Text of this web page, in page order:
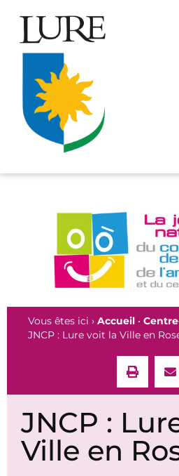
Vous êtes ici › Accueil •
JNCP : Lure voit la Ville en
JNCP :
Ville en